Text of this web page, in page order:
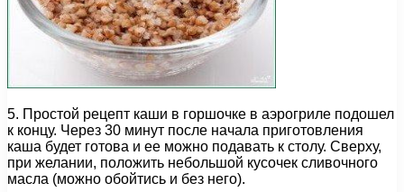
5. Простой рецепт каши в горшочке в аэрогриле подошел
к концу. Через 30 минут после начала приготовления
каша будет готова и ее можно подавать к столу. Сверху,
при желании, положить небольшой кусочек сливочного
масла (можно обойтись и без него).